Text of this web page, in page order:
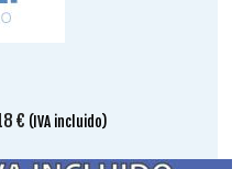
€ Rango
(IVA incluido)